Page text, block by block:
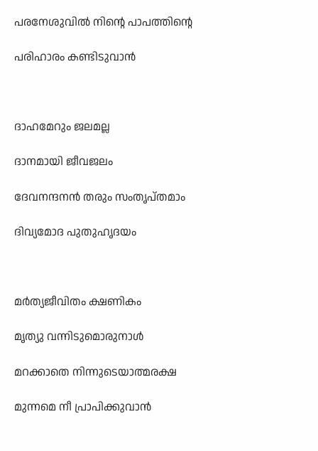
പരനേശുവിൽ നിന്റെ പാപത്തിന്റെ
പരിഹാരം കണ്ടിടുവാൻ
ദാഹമേറും ജലമല്ല
ദാനമായി ജീവജലം
ദേവനന്ദനൻ തരും സംതൃപ്തമാം
ദിവ്യമോദ പുതുഹൃദയം
മർത്യജീവിതം ക്ഷണികം
മൃത്യു വന്നിടുമൊരുനാൾ
മറക്കാതെ നിന്നുടെയാത്മരക്ഷ
മുന്നമെ നീ പ്രാപിക്കുവാൻ